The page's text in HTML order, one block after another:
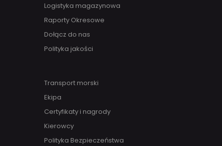
Logistyka magazynowa
Raporty Okresowe
Dołącz do nas
Polityka jakości
Transport morski
Ekipa
Certyfikaty i nagrody
Kierowcy
Polityka Bezpieczeństwa